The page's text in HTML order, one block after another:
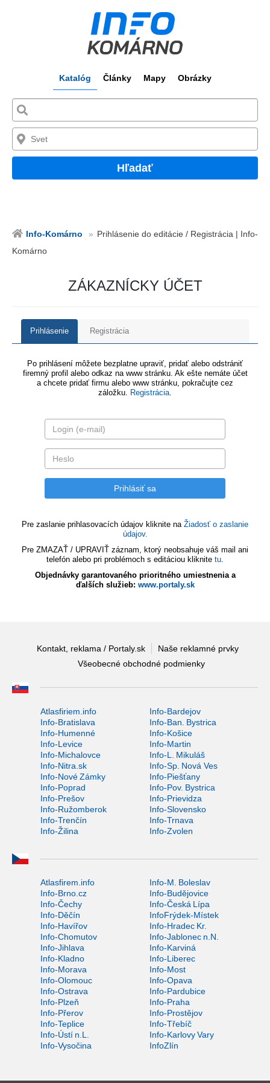
Katalóg Články Mapy Obrázky
Hľadať
Info-Komárno
Prihlásenie do editácie / Registrácia | Info-
Komárno
ZÁKAZNÍCKY ÚČET
Prihlásenie Registrácia
Po prihlásení môžete bezplatne upraviť, pridať alebo odstrániť
firemný profil alebo odkaz na www stránku. Ak ešte nemáte účet
a chcete pridať firmu alebo www stránku, pokračujte cez
záložku. Registrácia.
Pre zaslanie prihlasovacích údajov kliknite na Žiadosť o zaslanie
údajov.
Pre ZMAZAŤ / UPRAVIŤ záznam, ktorý neobsahuje váš mail ani
telefón alebo pri problémoch s editáciou kliknite tu.
Objednávky garantovaného prioritného umiestnenia a
ďalších služieb: www.portaly.sk
Kontakt, reklama / Portaly.sk
Naše reklamné prvky
Všeobecné obchodné podmienky
Atlasfiriem.info
Info-Bardejov
Info-Bratislava
Info-Ban. Bystrica
Info-Humenné
Info-Košice
Info-Levice
Info-Martin
Info-Michalovce
Info-L. Mikuláš
Info-Nitra.sk
Info-Sp. Nová Ves
Info-Nové Zámky
Info-Piešťany
Info-Poprad
Info-Pov. Bystrica
Info-Prešov
Info-Prievidza
Info-Ružomberok
Info-Slovensko
Info-Trenčín
Info-Trnava
Info-Žilina
Info-Zvolen
Atlasfirem.info
Info-M. Boleslav
Info-Brno.cz
Info-Budějovice
Info-Čechy
Info-Česká Lípa
Info-Děčín
InfoFrýdek-Místek
Info-Havířov
Info-Hradec Kr.
Info-Chomutov
Info-Jablonec n.N.
Info-Jihlava
Info-Karviná
Info-Kladno
Info-Liberec
Info-Morava
Info-Most
Info-Olomouc
Info-Opava
Info-Ostrava
Info-Pardubice
Info-Plzeň
Info-Praha
Info-Přerov
Info-Prostějov
Info-Teplice
Info-Třebíč
Info-Ústí n.L.
Info-Karlovy Vary
Info-Vysočina
InfoZlín